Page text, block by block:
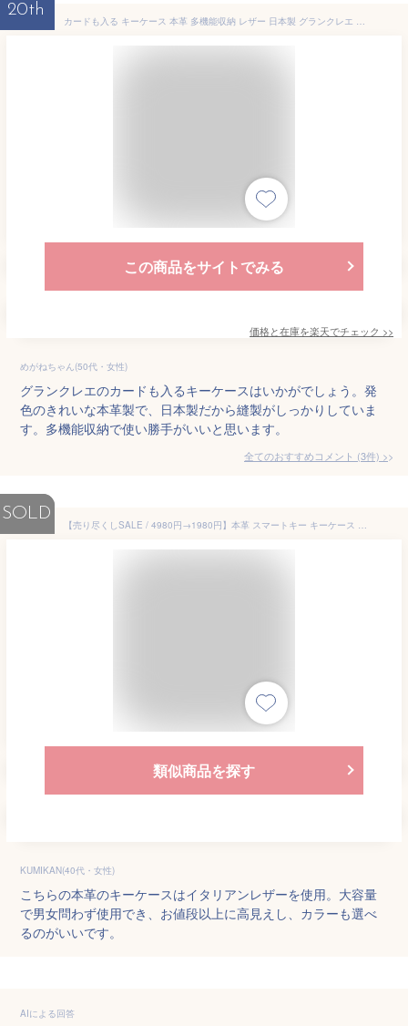
20th
カードも入る キーケース 本革 多機能収納 レザー 日本製 グランクレエ ブランド レディース 本革 6連 キーホルダー カギ カード入れ ポケット付 可愛い かわいい おしゃれ 赤 オレンジ 黒 グレージュ 白 ギフト プレゼント メール便送料無料
この商品をサイトでみる
価格と在庫を楽天でチェック >>
めがねちゃん(50代・女性)
グランクレエのカードも入るキーケースはいかがでしょう。発
色のきれいな本革製で、日本製だから縫製がしっかりしていま
す。多機能収納で使い勝手がいいと思います。
全てのおすすめコメント (3件) >
SOLD
【売り尽くしSALE / 4980円→1980円】本革 スマートキー キーケース メンズケース おしゃれ 革 本革 キーレス ブランド レディース カード 大容量 イタリアンレザー カーキーケース キーホルダー 家の鍵 / ビジネス ギフト 誕生日 プレゼント / IKC1
類似商品を探す
KUMIKAN(40代・女性)
こちらの本革のキーケースはイタリアンレザーを使用。大容量
で男女問わず使用でき、お値段以上に高見えし、カラーも選べ
るのがいいです。
AIによる回答